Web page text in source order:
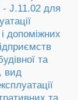
- J.11.02 для
допоміжних
та
вид